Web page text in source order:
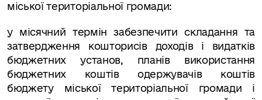
міської територіальної громади:
у місячний термін забезпечити складання та
затвердження кошторисів доходів і видатків
бюджетних установ, планів використання
бюджетних коштів одержувачів коштів
бюджету міської територіальної громади і